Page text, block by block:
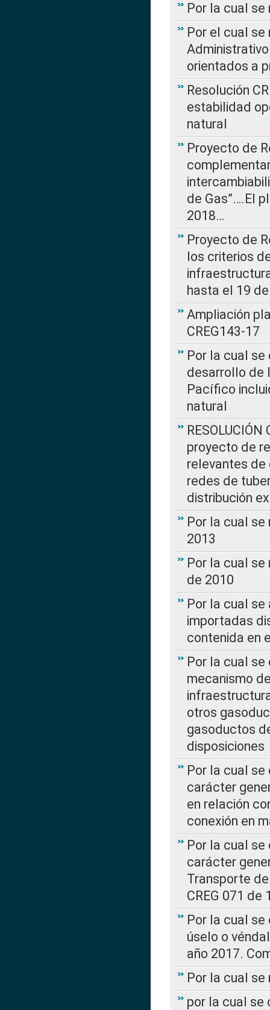
Por la cual
Por el cual
orientados a
Resolución
estabilidad
natural
Proyecto de
de Gas”….El
2018…
Proyecto de
los criterios
hasta el 19
Ampliación
CREG143-17
Por la cual
desarrollo de
Pacífico
natural
proyecto de
relevantes de
redes de
distribución
Por la cual se
2013
Por la cual se
de 2010
Por la cual
importadas
contenida en
Por la cual se
mecanismo
otros
gasoductos
disposiciones
Por la cual
carácter
en relación
conexión en
Por la cual
carácter
Transporte
CREG 071 de
Por la cual
úselo o
año 2017.
Por la cual se
por la cual se